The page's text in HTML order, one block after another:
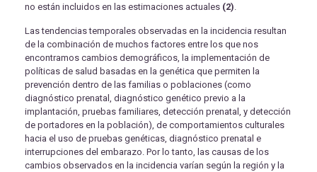
no están incluidos en las estimaciones actuales (2)
Las tendencias temporales observadas en la incidencia resultan
de la combinación de muchos factores entre los que nos
encontramos cambios demográficos, la implementación de
políticas de salud basadas en la genética que permiten la
prevención dentro de las familias o poblaciones (como
diagnóstico prenatal, diagnóstico genético previo a la
implantación, pruebas familiares, detección prenatal, y detección
de portadores en la población), de comportamientos culturales
hacia el uso de pruebas genéticas, diagnóstico prenatal e
interrupciones del embarazo. Por lo tanto, las causas de los
cambios observados en la incidencia varían según la región y la